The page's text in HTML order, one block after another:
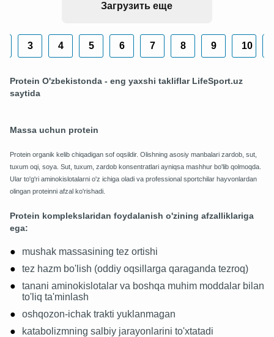
Загрузить еще
3 4 5 6 7 8 9 10
Protein O'zbekistonda - eng yaxshi takliflar LifeSport.uz
saytida
Massa uchun protein
Protein organik kelib chiqadigan sof oqsildir. Olishning asosiy manbalari zardob, sut,
tuxum oqi, soya. Sut, tuxum, zardob konsentratlari ayniqsa mashhur bo'lib qolmoqda.
Ular to'g'ri aminokislotalarni o'z ichiga oladi va professional sportchilar hayvonlardan
olingan proteinni afzal ko'rishadi.
Protein komplekslaridan foydalanish o'zining afzalliklariga
ega:
mushak massasining tez ortishi
tez hazm bo'lish (oddiy oqsillarga qaraganda tezroq)
tanani aminokislotalar va boshqa muhim moddalar bilan
to'liq ta'minlash
oshqozon-ichak trakti yuklanmagan
katabolizmning salbiy jarayonlarini to'xtatadi